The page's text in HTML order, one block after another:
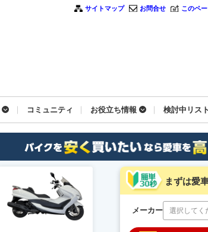
サイトマップ お問合せ このペ
コミュニティ お役立ち情報 検討中リスト
まずは愛
メーカー 選択してく